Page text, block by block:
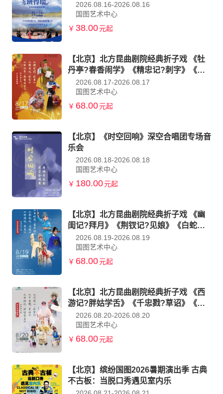
2026.08.16-2026.08.16
国图艺术中心
￥ 38.00元起
【北京】北方昆曲剧院经典折子戏 《牡
丹亭?春香闹学》《精忠记?刺字》《铁
冠图?刺虎》
2026.08.17-2026.08.17
国图艺术中心
￥ 68.00元起
【北京】《时空回响》深空合唱团专场音
乐会
2026.08.18-2026.08.18
国图艺术中心
￥ 180.00元起
【北京】北方昆曲剧院经典折子戏 《幽
闺记?拜月》《荆钗记?见娘》《白蛇传?
盗库银》
2026.08.19-2026.08.19
国图艺术中心
￥ 68.00元起
【北京】北方昆曲剧院经典折子戏 《西
游记?胖姑学舌》《千忠戮?草诏》《烂
柯山?痴梦》
2026.08.20-2026.08.20
国图艺术中心
￥ 68.00元起
【北京】缤纷国图2026暑期演出季 古典
不古板：当脱口秀遇见室内乐